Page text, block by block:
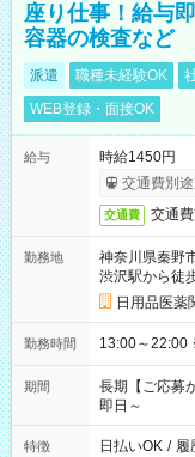
座り仕事！給与
容器の検査など
派遣 職種未経験OK
WEB登録・面接OK
給与
時給1450円
交通費別
交通費 交通
勤務地
神奈川県秦野
渋沢駅から徒
日用品医薬
勤務時間
期間
長期【ご応募
即日～
特徴 日払いOK / 履